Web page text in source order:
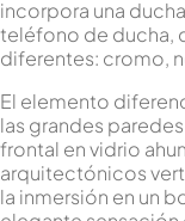
incorpora una
teléfono de ducha,
diferentes: cromo,
El elemento
las grandes
frontal en vidrio
arquitectónicos
la inmersión en un